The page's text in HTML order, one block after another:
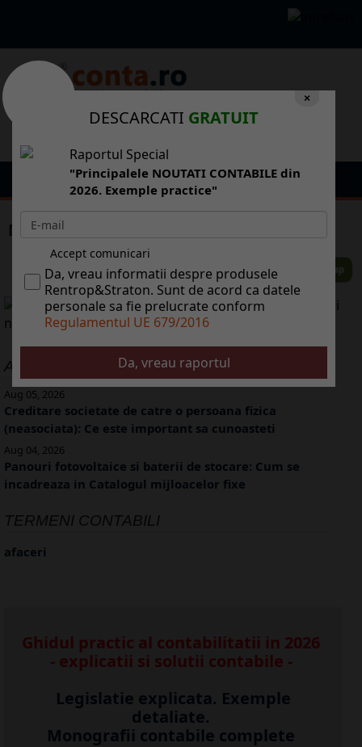
Managerii, optimiti n privina afacerilor
ALTE ARTICOLE
Aug 05, 2026
Creditare societate de catre o persoana fizica
(neasociata): Ce este important sa cunoasteti
Aug 04, 2026
Panouri fotovoltaice si baterii de stocare: Cum se
incadreaza in Catalogul mijloacelor fixe
TERMENI CONTABILI
afaceri
Ghidul practic al contabilitatii in 2026
- explicatii si solutii contabile -
Legislatie explicata. Exemple
detaliate.
Monografii contabile complete
×
DESCARCATI GRATUIT
Raportul Special
"Principalele NOUTATI CONTABILE din
2026. Exemple practice"
Accept comunicari
Da, vreau informatii despre produsele
Rentrop&Straton. Sunt de acord ca datele
personale sa fie prelucrate conform
Regulamentul UE 679/2016